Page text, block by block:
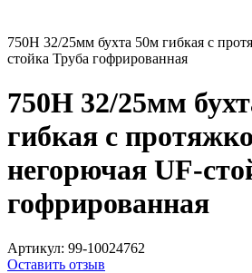
750Н 32/25мм бухта 50м гибкая с
стойка Труба гофрированная
750Н 32/25мм
гибкая с
негорючая UF-
гофрированная
Артикул: 99-10024762
Оставить отзыв